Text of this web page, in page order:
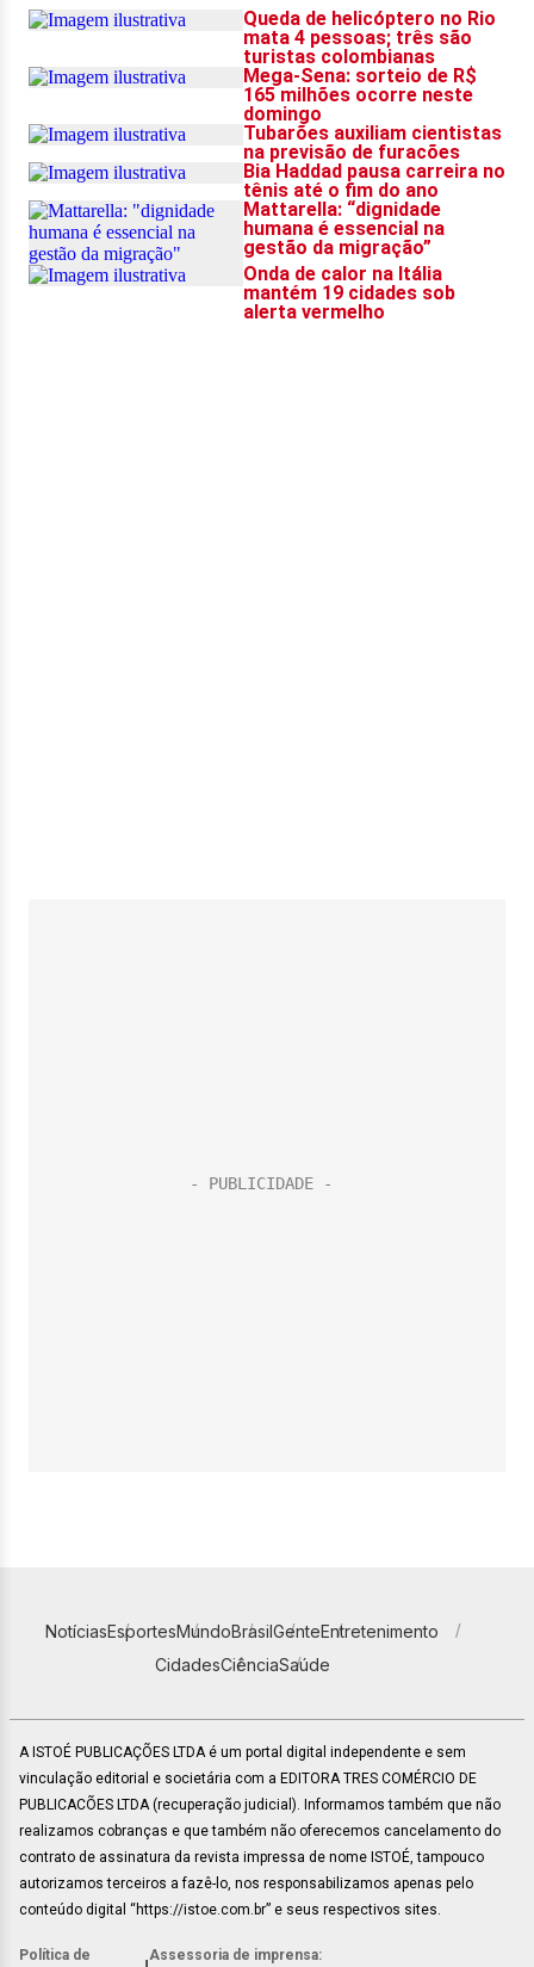
NotíciasEsportesMundoBrasilGenteEntretenimento
CidadesCiênciaSaúde
A ISTOÉ PUBLICAÇÕES LTDA é um portal digital independente e sem
vinculação editorial e societária com a EDITORA TRES COMÉRCIO DE
PUBLICACÕES LTDA (recuperação judicial). Informamos também que não
realizamos cobranças e que também não oferecemos cancelamento do
contrato de assinatura da revista impressa de nome ISTOÉ, tampouco
autorizamos terceiros a fazê-lo, nos responsabilizamos apenas pelo
conteúdo digital “https://istoe.com.br” e seus respectivos sites.
Política de Assessoria de imprensa: